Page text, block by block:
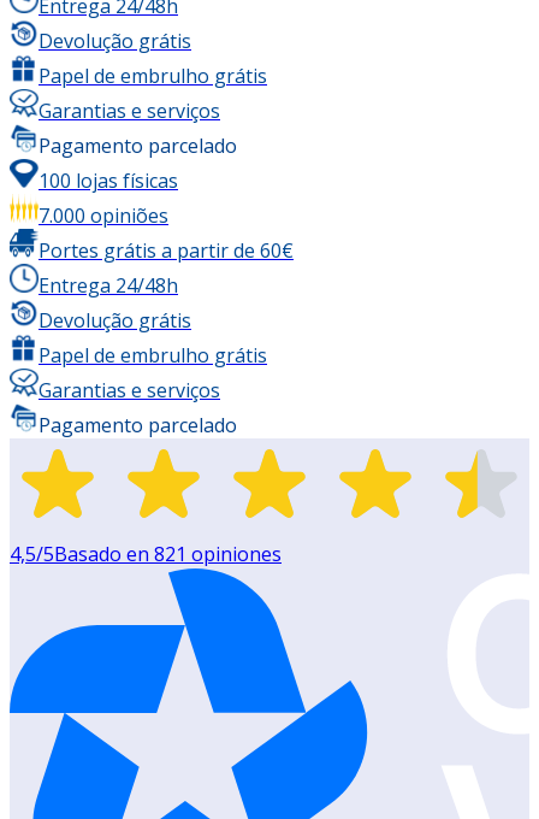
Entrega 24/48h
Devolução grátis
Papel de embrulho grátis
Garantias e serviços
Pagamento parcelado
100 lojas físicas
7.000 opiniões
Portes grátis a partir de 60€
Entrega 24/48h
Devolução grátis
Papel de embrulho grátis
Garantias e serviços
Pagamento parcelado
4,5/5Basado en 821 opiniones